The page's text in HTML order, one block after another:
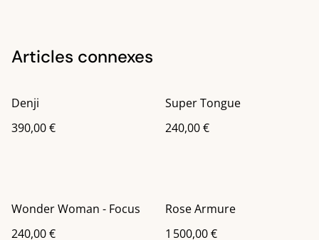
Articles connexes
Denji
390,00 €
Super Tongue
240,00 €
Wonder Woman - Focus
240,00 €
Rose Armure
1 500,00 €